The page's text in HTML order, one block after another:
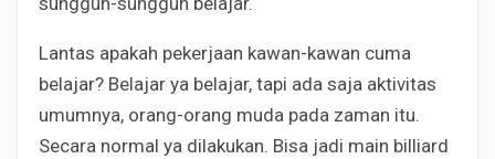
Lantas apakah pekerjaan kawan-kawan cuma
belajar? Belajar ya belajar, tapi ada saja aktivitas
umumnya, orang-orang muda pada zaman itu.
Secara normal ya dilakukan. Bisa jadi main billiard